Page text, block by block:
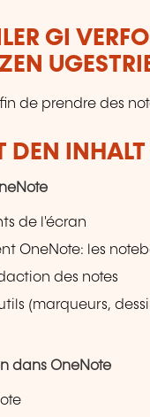
GI
de prendre des
DEN
de l'écran
OneNote: les
des notes
(marqueurs,
dans OneNote